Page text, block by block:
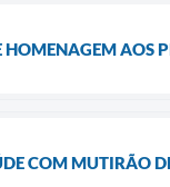
AOS
COM MUTIRÃO